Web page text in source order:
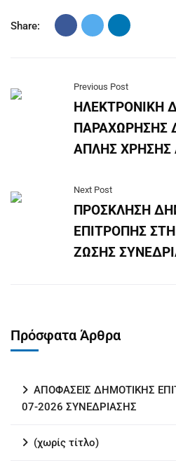
Share:
Previous Post
ΗΛΕΚΤΡΟΝΙΚΗ
ΠΑΡΑΧΩΡΗΣΗΣ
ΑΠΛΗΣ ΧΡΗΣΗΣ
Next Post
ΠΡΟΣΚΛΗΣΗ
ΕΠΙΤΡΟΠΗΣ
ΖΩΣΗΣ
Πρόσφατα Άρθρα
ΑΠΟΦΑΣΕΙΣ ΔΗΜΟΤΙΚΗΣ
07-2026 ΣΥΝΕΔΡΙΑΣΗΣ
(χωρίς τίτλο)